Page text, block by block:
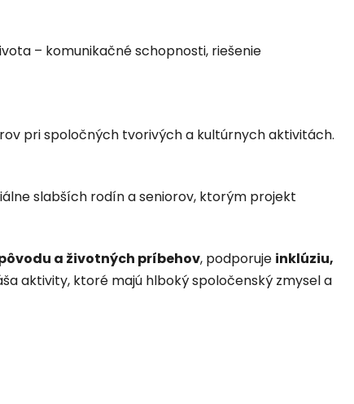
– komunikačné schopnosti, riešenie
pri spoločných tvorivých a kultúrnych aktivitách.
slabších rodín a seniorov, ktorým projekt
a životných príbehov, podporuje inklúziu,
aktivity, ktoré majú hlboký spoločenský zmysel a